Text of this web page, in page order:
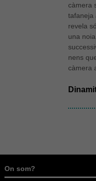
càmera
tafaneja
revela
una
nens
càmera
On som?